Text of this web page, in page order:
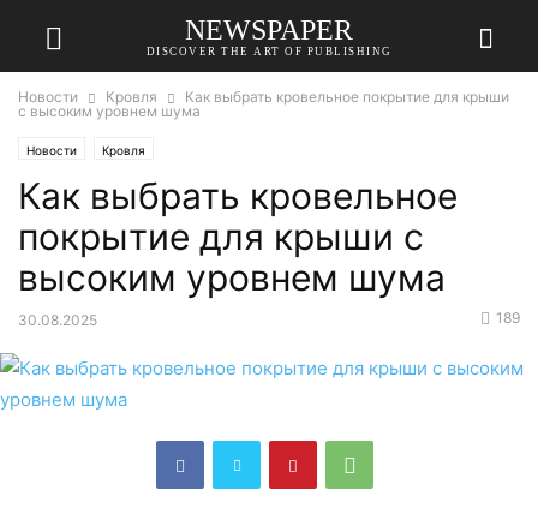
NEWSPAPER
DISCOVER THE ART OF PUBLISHING
Новости Кровля
Как выбрать кровельное покрытие для крыши
с высоким уровнем шума
Новости Кровля
Как выбрать кровельное
покрытие для крыши с
высоким уровнем шума
30.08.2025 189